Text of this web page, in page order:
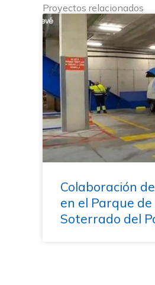
Proyectos relacionados
Colaboración
en el Parque
Soterrado del